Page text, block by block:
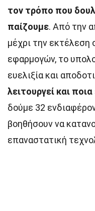
τον τρόπο που
παίζουμε. Από την
μέχρι την εκτέλεση
εφαρμογών, το
ευελιξία και
λειτουργεί και
δούμε 32
βοηθήσουν να
επαναστατική